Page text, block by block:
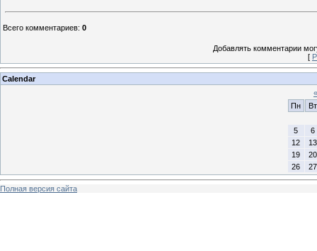
Всего комментариев: 0
Добавлять комментарии
[
Calendar
«
Пн
Вт
5
6
12
13
19
20
26
27
Полная версия сайта